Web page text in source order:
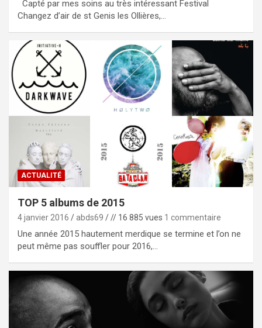
Capté par mes soins au très intéressant Festival
Changez d’air de st Genis les Ollières,…
ACTUALITÉ
TOP 5 albums de 2015
4 janvier 2016 abds69 // 16 885 vues 1 commentaire
Une année 2015 hautement merdique se termine et l’on ne
peut même pas souffler pour 2016,…